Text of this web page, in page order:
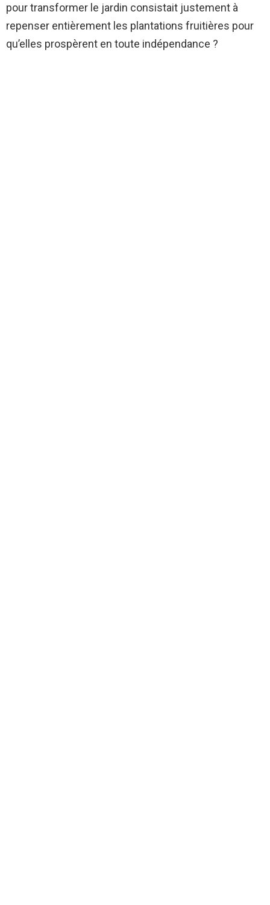
pour transformer le jardin consistait justement à
repenser entièrement les plantations fruitières pour
qu’elles prospèrent en toute indépendance ?